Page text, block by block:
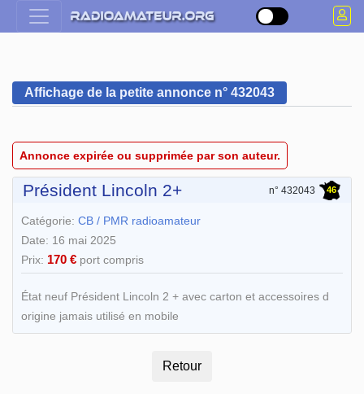
Affichage de la petite annonce n° 432043
Annonce expirée ou supprimée par son auteur.
Président Lincoln 2+ n° 432043 46
Catégorie: CB / PMR radioamateur
Date: 16 mai 2025
Prix: 170 € port compris
État neuf Président Lincoln 2 + avec carton et accessoires d
origine jamais utilisé en mobile